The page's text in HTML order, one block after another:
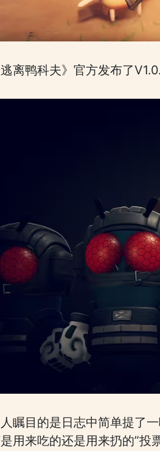
离鸭科夫》官方发布了
瞩目的是日志中简单提了
用来吃的还是用来扔的”